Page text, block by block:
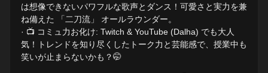
は想像できないパワフルな歌声とダンス！可愛さと実力を兼
ね備えた 「二刀流」 オールラウンダー。
· 📺 コミュ力お化け: Twitch & YouTube (Dalha) でも大人
気！トレンドを知り尽くしたトーク力と芸能感で、授業中も
笑いが止まらないかも？🤭